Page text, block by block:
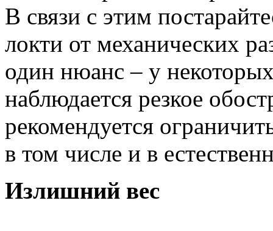
В связи с этим
локти от механических
один нюанс – у
наблюдается резкое
рекомендуется
в том числе и в
Излишний вес